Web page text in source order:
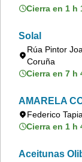
Cierra en 1 h
Solal
Rúa Pintor
Coruña
Cierra en 7 h
AMARELA
Federico
Cierra en 1 h
Aceitunas